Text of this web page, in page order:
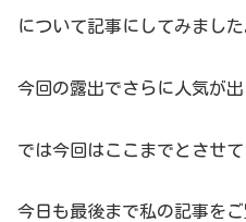
について記事にしてみました
今回の露出でさらに人気が出
では今回はここまでとさせて
今日も最後まで私の記事を